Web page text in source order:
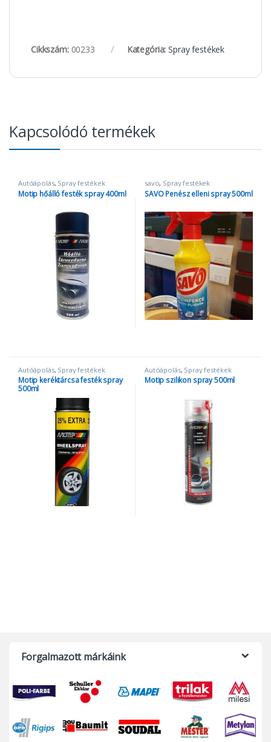
Cikkszám: 00233 Kategória:Spray festékek
Kapcsolódó termékek
Autóápolás, Spray festékek
Motip hőálló festék spray 400ml
savo, Spray festékek
SAVO Penész elleni spray 500ml
Autóápolás, Spray festékek
Motip keréktárcsa festék spray
500ml
Autóápolás, Spray festékek
Motip szilikon spray 500ml
Forgalmazott márkáink